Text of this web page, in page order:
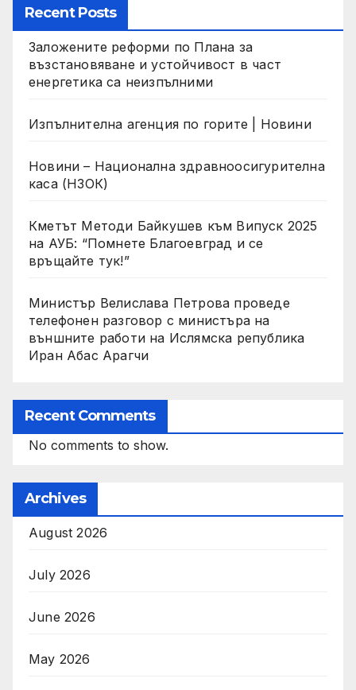
Recent Posts
Заложените реформи по Плана за
възстановяване и устойчивост в част
енергетика са неизпълними
Изпълнителна агенция по горите | Новини
Новини – Национална здравноосигурителна
каса (НЗОК)
Кметът Методи Байкушев към Випуск 2025
на АУБ: “Помнете Благоевград и се
връщайте тук!”
Министър Велислава Петрова проведе
телефонен разговор с министъра на
външните работи на Ислямска република
Иран Абас Арагчи
Recent Comments
No comments to show.
Archives
August 2026
July 2026
June 2026
May 2026